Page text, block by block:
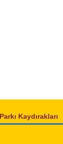
Kaydırakları